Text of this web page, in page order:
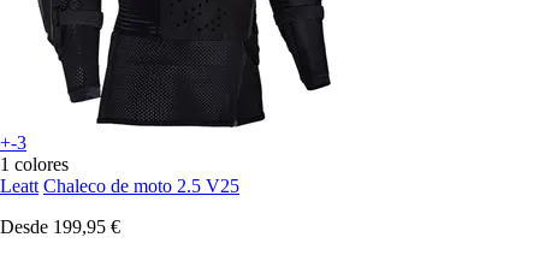
+-3
1 colores
Leatt Chaleco de moto 2.5 V25
Desde 199,95 €